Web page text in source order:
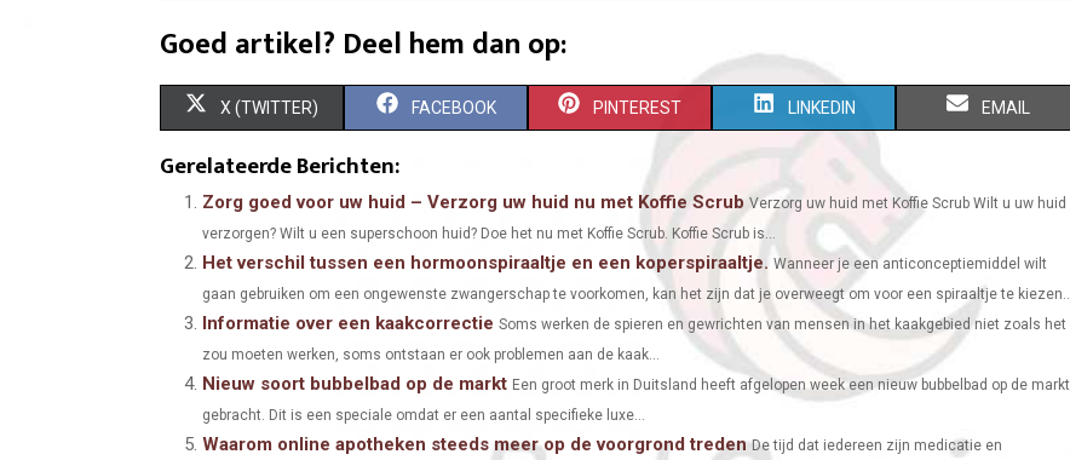
Goed artikel? Deel hem dan op:
S
R
O
X (TWITTER) S
R
O
FACEBOOK S
R
O
PINTEREST S
A
E
O
LINKEDIN S
A
O
EMAIL
Gerelateerde Berichten:
Zorg goed voor uw huid – Verzorg uw huid nu met Koffie Scrub Verzorg uw huid met Koffie Scrub Wilt u uw huid
verzorgen? Wilt u een superschoon huid? Doe het nu met Koffie Scrub. Koffie Scrub is...
Het verschil tussen een hormoonspiraaltje en een koperspiraaltje. Wanneer je een anticonceptiemiddel wilt
gaan gebruiken om een ongewenste zwangerschap te voorkomen, kan het zijn dat je overweegt om voor een spiraaltje te kiezen....
Informatie over een kaakcorrectie Soms werken de spieren en gewrichten van mensen in het kaakgebied niet zoals het
zou moeten werken, soms ontstaan er ook problemen aan de kaak...
Nieuw soort bubbelbad op de markt Een groot merk in Duitsland heeft afgelopen week een nieuw bubbelbad op de markt
gebracht. Dit is een speciale omdat er een aantal specifieke luxe...
Waarom online apotheken steeds meer op de voorgrond treden De tijd dat iedereen zijn medicatie en